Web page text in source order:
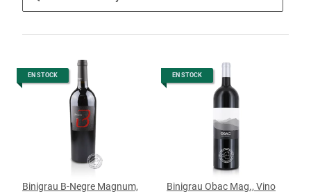
EN STOCK
Binigrau B-Negre Magnum,
EN STOCK
Binigrau Obac Mag., Vino